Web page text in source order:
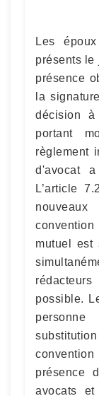
Les
présents le
présence
la
décision à
portant
règlement
d'avocat
L’article
mutuel est
possible.
présence
avocats